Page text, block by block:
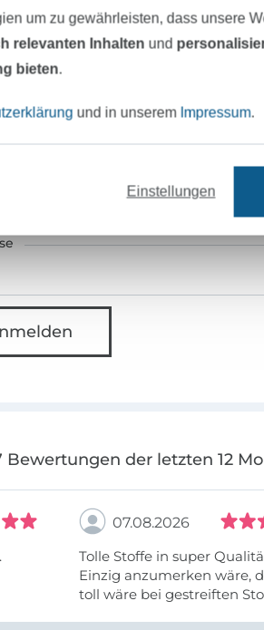
DU IMMER AUF DEM
neuesten Stand & erhalte einen
Bewertungen der letzten 12
07.08.2026
Tolle Stoffe in super
Einzig anzumerken wäre,
toll wäre bei gestreiften
um zu gewährleisten, dass unsere
relevanten Inhalten und
bieten.
und in unserem Impressum.
Einstellungen